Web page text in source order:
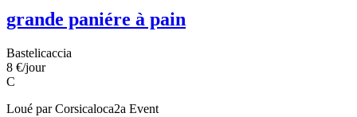
grande paniére à pain
Bastelicaccia
8 €/jour
C
Loué parCorsicaloca2a Event